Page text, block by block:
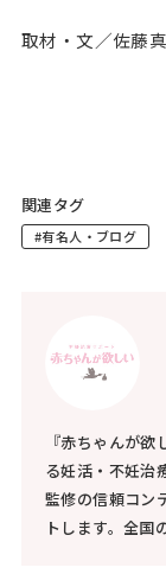
取材・文／佐藤
関連タグ
#有名人・ブログ
『赤ちゃんが
る妊活・不妊治
監修の信頼コン
トします。全国